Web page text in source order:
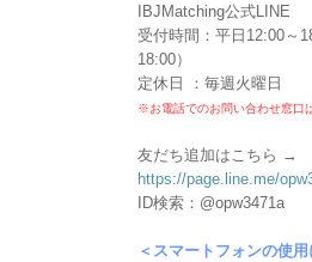
IBJMatching公式LINE
受付時間：平日12:00～
18:00）
定休日 ：毎週火曜日
※お電話でのお問い合わせ窓口
友だち追加はこちら →
https://page.line.me/
ID検索：@opw3471a
＜スマートフォンの使用